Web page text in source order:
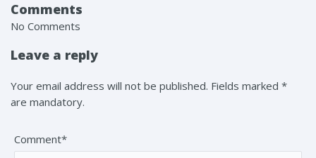
Comments
No Comments
Leave a reply
Your email address will not be published. Fields marked *
are mandatory.
Comment*